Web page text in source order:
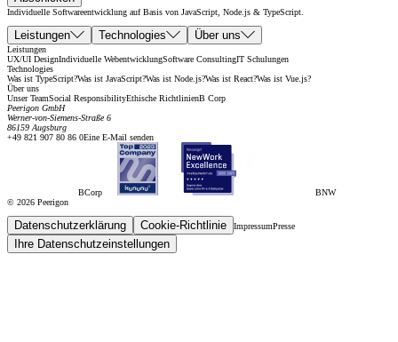
Individuelle Softwareentwicklung auf Basis von JavaScript, Node.js & TypeScript.
Leistungen Technologies Über uns
Leistungen
UX/UI DesignIndividuelle WebentwicklungSoftware ConsultingIT Schulungen
Technologies
Was ist TypeScript?Was ist JavaScript?Was ist Node.js?Was ist React?Was ist Vue.js?
Über uns
Unser TeamSocial ResponsibilityEthische RichtlinienB Corp
Peerigon GmbH
Werner-von-Siemens-Straße 6
86159 Augsburg
+49 821 907 80 86 0Eine E-Mail senden
BCorp
BNW
© 2026 Peerigon
Datenschutzerklärung Cookie-Richtlinie ImpressumPresse
Ihre Datenschutzeinstellungen